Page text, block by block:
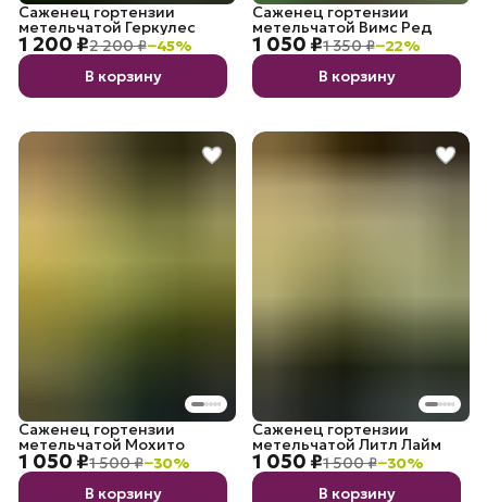
1 200 ₽2 200 ₽−45%
Саженец гортензии
метельчатой Геркулес
В корзину
1 050 ₽1 350 ₽−22%
Саженец гортензии
метельчатой Вимс Ред
В корзину
1 050 ₽1 500 ₽−30%
Саженец гортензии
метельчатой Мохито
В корзину
1 050 ₽1 500 ₽−30%
Саженец гортензии
метельчатой Литл Лайм
В корзину